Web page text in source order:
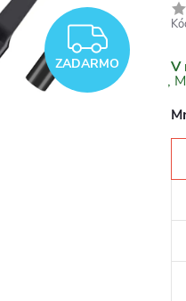
ZADARMO V